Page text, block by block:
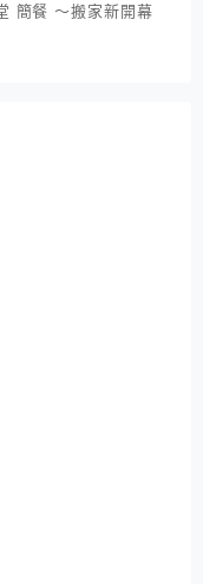
簡餐 ～搬家新開幕